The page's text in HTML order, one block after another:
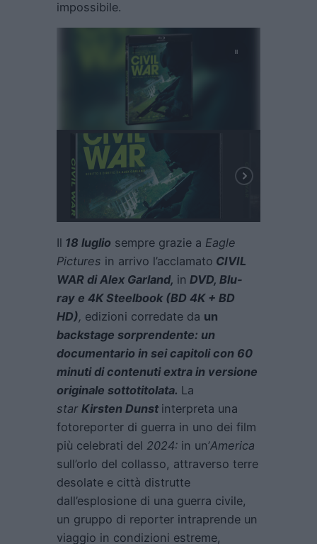
impossibile.
Il 18 luglio sempre grazie a Eagle
Pictures in arrivo l’acclamato CIVIL
WAR di Alex Garland, in DVD, Blu-
ray e 4K Steelbook (BD 4K + BD
HD), edizioni corredate da un
backstage sorprendente: un
documentario in sei capitoli con 60
minuti di contenuti extra in versione
originale sottotitolata. La
star Kirsten Dunst interpreta una
fotoreporter di guerra in uno dei film
più celebrati del 2024: in un’America
sull’orlo del collasso, attraverso terre
desolate e città distrutte
dall’esplosione di una guerra civile,
un gruppo di reporter intraprende un
viaggio in condizioni estreme,